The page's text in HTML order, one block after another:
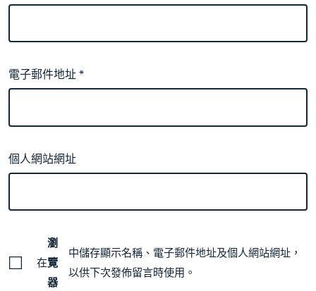
電子郵件地址*
個人網站網址
在
瀏
覽
器
中儲存顯示名稱、電子郵件地址及個人網站網址，
以供下次發佈留言時使用。